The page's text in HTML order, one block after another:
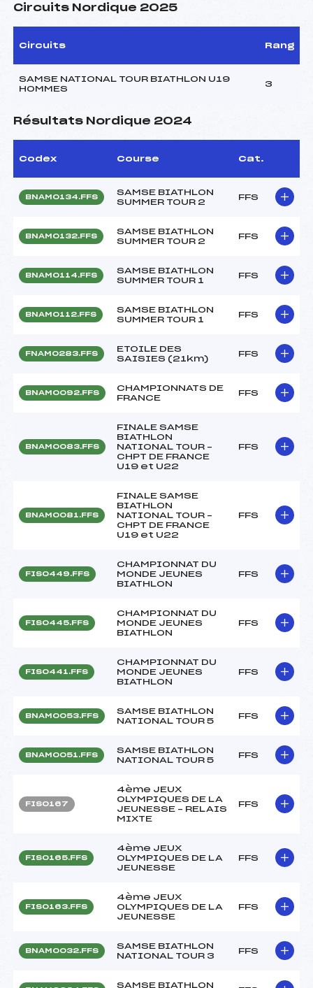
Circuits Nordique 2025
Circuits Rang
SAMSE NATIONAL TOUR BIATHLON U19
HOMMES
3
Résultats Nordique 2024
Codex Course Cat.
BNAM0134.FFS
SAMSE BIATHLON
SUMMER TOUR 2
FFS
BNAM0132.FFS
SAMSE BIATHLON
SUMMER TOUR 2
FFS
BNAM0114.FFS
SAMSE BIATHLON
SUMMER TOUR 1
FFS
BNAM0112.FFS
SAMSE BIATHLON
SUMMER TOUR 1
FFS
FNAM0283.FFS
ETOILE DES
SAISIES (21km)
FFS
BNAM0092.FFS
CHAMPIONNATS DE
FRANCE
FFS
BNAM0083.FFS
FINALE SAMSE
BIATHLON
NATIONAL TOUR –
CHPT DE FRANCE
U19 et U22
FFS
BNAM0081.FFS
FINALE SAMSE
BIATHLON
NATIONAL TOUR –
CHPT DE FRANCE
U19 et U22
FFS
FIS0449.FFS
CHAMPIONNAT DU
MONDE JEUNES
BIATHLON
FFS
FIS0445.FFS
CHAMPIONNAT DU
MONDE JEUNES
BIATHLON
FFS
FIS0441.FFS
CHAMPIONNAT DU
MONDE JEUNES
BIATHLON
FFS
BNAM0053.FFS
SAMSE BIATHLON
NATIONAL TOUR 5
FFS
BNAM0051.FFS
SAMSE BIATHLON
NATIONAL TOUR 5
FFS
FIS0167
4ème JEUX
OLYMPIQUES DE LA
JEUNESSE – RELAIS
MIXTE
FFS
FIS0165.FFS
4ème JEUX
OLYMPIQUES DE LA
JEUNESSE
FFS
FIS0163.FFS
4ème JEUX
OLYMPIQUES DE LA
JEUNESSE
FFS
BNAM0032.FFS
SAMSE BIATHLON
NATIONAL TOUR 3
FFS
SAMSE BIATHLON